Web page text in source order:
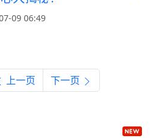
09 06:49
上一页 下一页